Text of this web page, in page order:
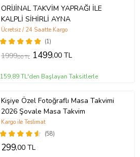
ORİJİNAL TAKVİM YAPRAĞI İLE
KALPLİ SİHİRLİ AYNA
(1)
Ücretsiz / 24 Saatte Kargo
1999,00 TL 1499,00 TL
159,89 TL'den Başlayan Taksitlerle
Kişiye Özel Fotoğraflı Masa Takvimi
2026 Şovale Masa Takvim
(58)
Kargo ile Teslimat
299,00 TL